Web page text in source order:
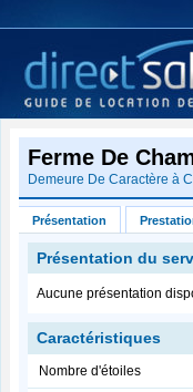
Ferme De
Demeure De Caractère à
Présentation
Présentation du
Aucune présentation
Caractéristiques
Nombre d'étoiles